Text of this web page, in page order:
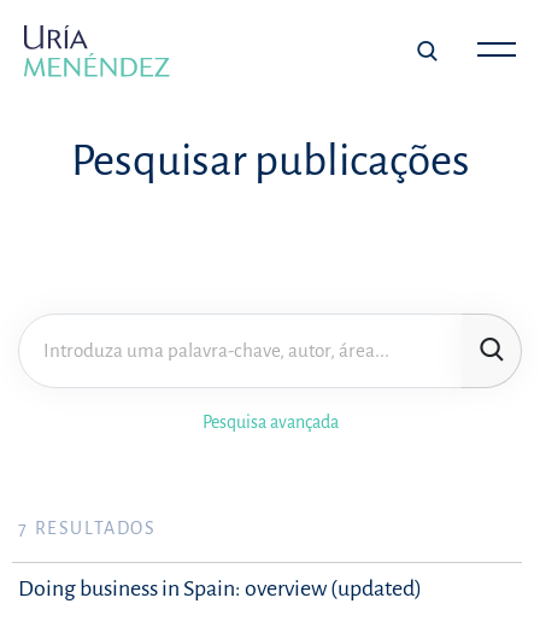
Pesquisar publicações
Pesquisa avançada
7 RESULTADOS
Doing business in Spain: overview (updated)